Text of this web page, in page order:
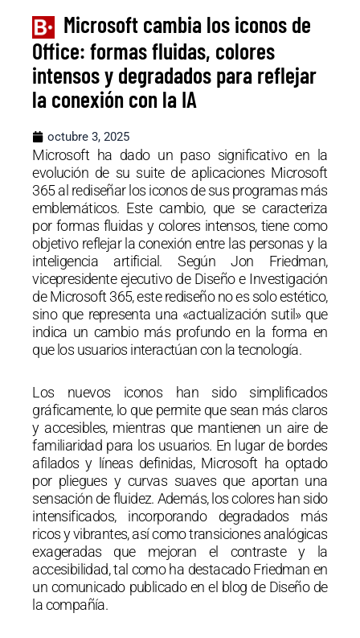
Microsoft cambia los iconos de
Office: formas fluidas, colores
intensos y degradados para reflejar
la conexión con la IA
octubre 3, 2025
Microsoft ha dado un paso significativo en la
evolución de su suite de aplicaciones Microsoft
365 al rediseñar los iconos de sus programas más
emblemáticos. Este cambio, que se caracteriza
por formas fluidas y colores intensos, tiene como
objetivo reflejar la conexión entre las personas y la
inteligencia artificial. Según Jon Friedman,
vicepresidente ejecutivo de Diseño e Investigación
de Microsoft 365, este rediseño no es solo estético,
sino que representa una «actualización sutil» que
indica un cambio más profundo en la forma en
que los usuarios interactúan con la tecnología.
Los nuevos iconos han sido simplificados
gráficamente, lo que permite que sean más claros
y accesibles, mientras que mantienen un aire de
familiaridad para los usuarios. En lugar de bordes
afilados y líneas definidas, Microsoft ha optado
por pliegues y curvas suaves que aportan una
sensación de fluidez. Además, los colores han sido
intensificados, incorporando degradados más
ricos y vibrantes, así como transiciones analógicas
exageradas que mejoran el contraste y la
accesibilidad, tal como ha destacado Friedman en
un comunicado publicado en el blog de Diseño de
la compañía.